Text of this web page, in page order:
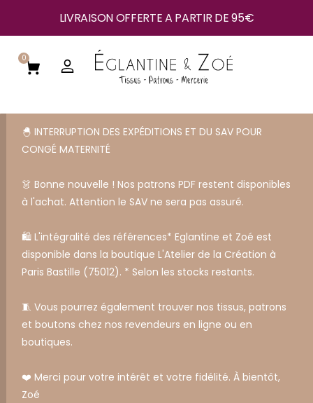
LIVRAISON OFFERTE A PARTIR DE 95€
0
🐣 INTERRUPTION DES EXPÉDITIONS ET DU SAV POUR
CONGÉ MATERNITÉ
👗 Bonne nouvelle ! Nos patrons PDF restent disponibles
à l'achat. Attention le SAV ne sera pas assuré.
🛍️ L'intégralité des références* Eglantine et Zoé est
disponible dans la boutique L'Atelier de la Création à
Paris Bastille (75012). * Selon les stocks restants.
🧵 Vous pourrez également trouver nos tissus, patrons
et boutons chez nos revendeurs en ligne ou en
boutiques.
❤️ Merci pour votre intérêt et votre fidélité. À bientôt,
Zoé